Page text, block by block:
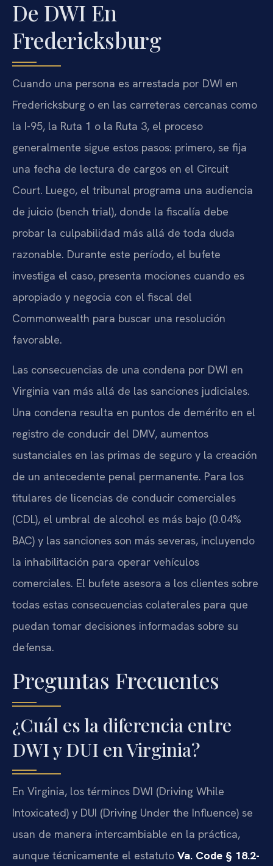
De DWI En
Fredericksburg
Cuando una persona es arrestada por DWI en
Fredericksburg o en las carreteras cercanas como
la I-95, la Ruta 1 o la Ruta 3, el proceso
generalmente sigue estos pasos: primero, se fija
una fecha de lectura de cargos en el Circuit
Court. Luego, el tribunal programa una audiencia
de juicio (bench trial), donde la fiscalía debe
probar la culpabilidad más allá de toda duda
razonable. Durante este período, el bufete
investiga el caso, presenta mociones cuando es
apropiado y negocia con el fiscal del
Commonwealth para buscar una resolución
favorable.
Las consecuencias de una condena por DWI en
Virginia van más allá de las sanciones judiciales.
Una condena resulta en puntos de demérito en el
registro de conducir del DMV, aumentos
sustanciales en las primas de seguro y la creación
de un antecedente penal permanente. Para los
titulares de licencias de conducir comerciales
(CDL), el umbral de alcohol es más bajo (0.04%
BAC) y las sanciones son más severas, incluyendo
la inhabilitación para operar vehículos
comerciales. El bufete asesora a los clientes sobre
todas estas consecuencias colaterales para que
puedan tomar decisiones informadas sobre su
defensa.
Preguntas Frecuentes
¿Cuál es la diferencia entre
DWI y DUI en Virginia?
En Virginia, los términos DWI (Driving While
Intoxicated) y DUI (Driving Under the Influence) se
usan de manera intercambiable en la práctica,
aunque técnicamente el estatuto Va. Code § 18.2-